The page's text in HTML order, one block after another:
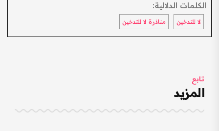
الكلمات الدلالية:
لا للتدخين مناذرة لا للتدخين
تابع
المزيد